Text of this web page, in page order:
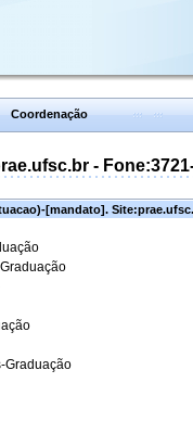
Coordenação
-
[mandato].
Graduação